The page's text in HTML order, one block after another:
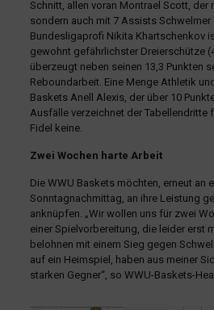
Schnitt, allen voran Montrael Scott, der
sondern auch mit 7 Assists Schwelmer
Bundesligaprofi Nikita Khartschenkov
gewohnt gefährlichster Dreierschütze
überzeugt neben seinen 13,3 Punkten
Reboundarbeit. Eine Menge Athletik
Baskets Anell Alexis, der über 10
Ausfälle verzeichnet der Tabellendritte
Fidel keine.
Zwei Wochen harte Arbeit
Die WWU Baskets möchten, erneut an
Sonntagnachmittag, an ihre Leistung
anknüpfen. „Wir wollen uns für zwei
einer Spielvorbereitung, die leider erst
belohnen mit einem Sieg gegen
auf ein Heimspiel, haben aus meiner
starken Gegner“, so WWU-Baskets-